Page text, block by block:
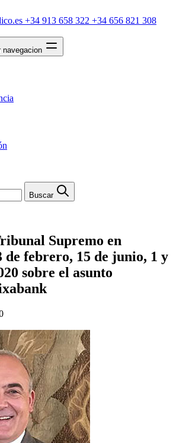
+34 913 658 322 +34 656 821 308
navegacion
Buscar
Supremo en
de febrero, 15 de junio, 1 y
sobre el asunto